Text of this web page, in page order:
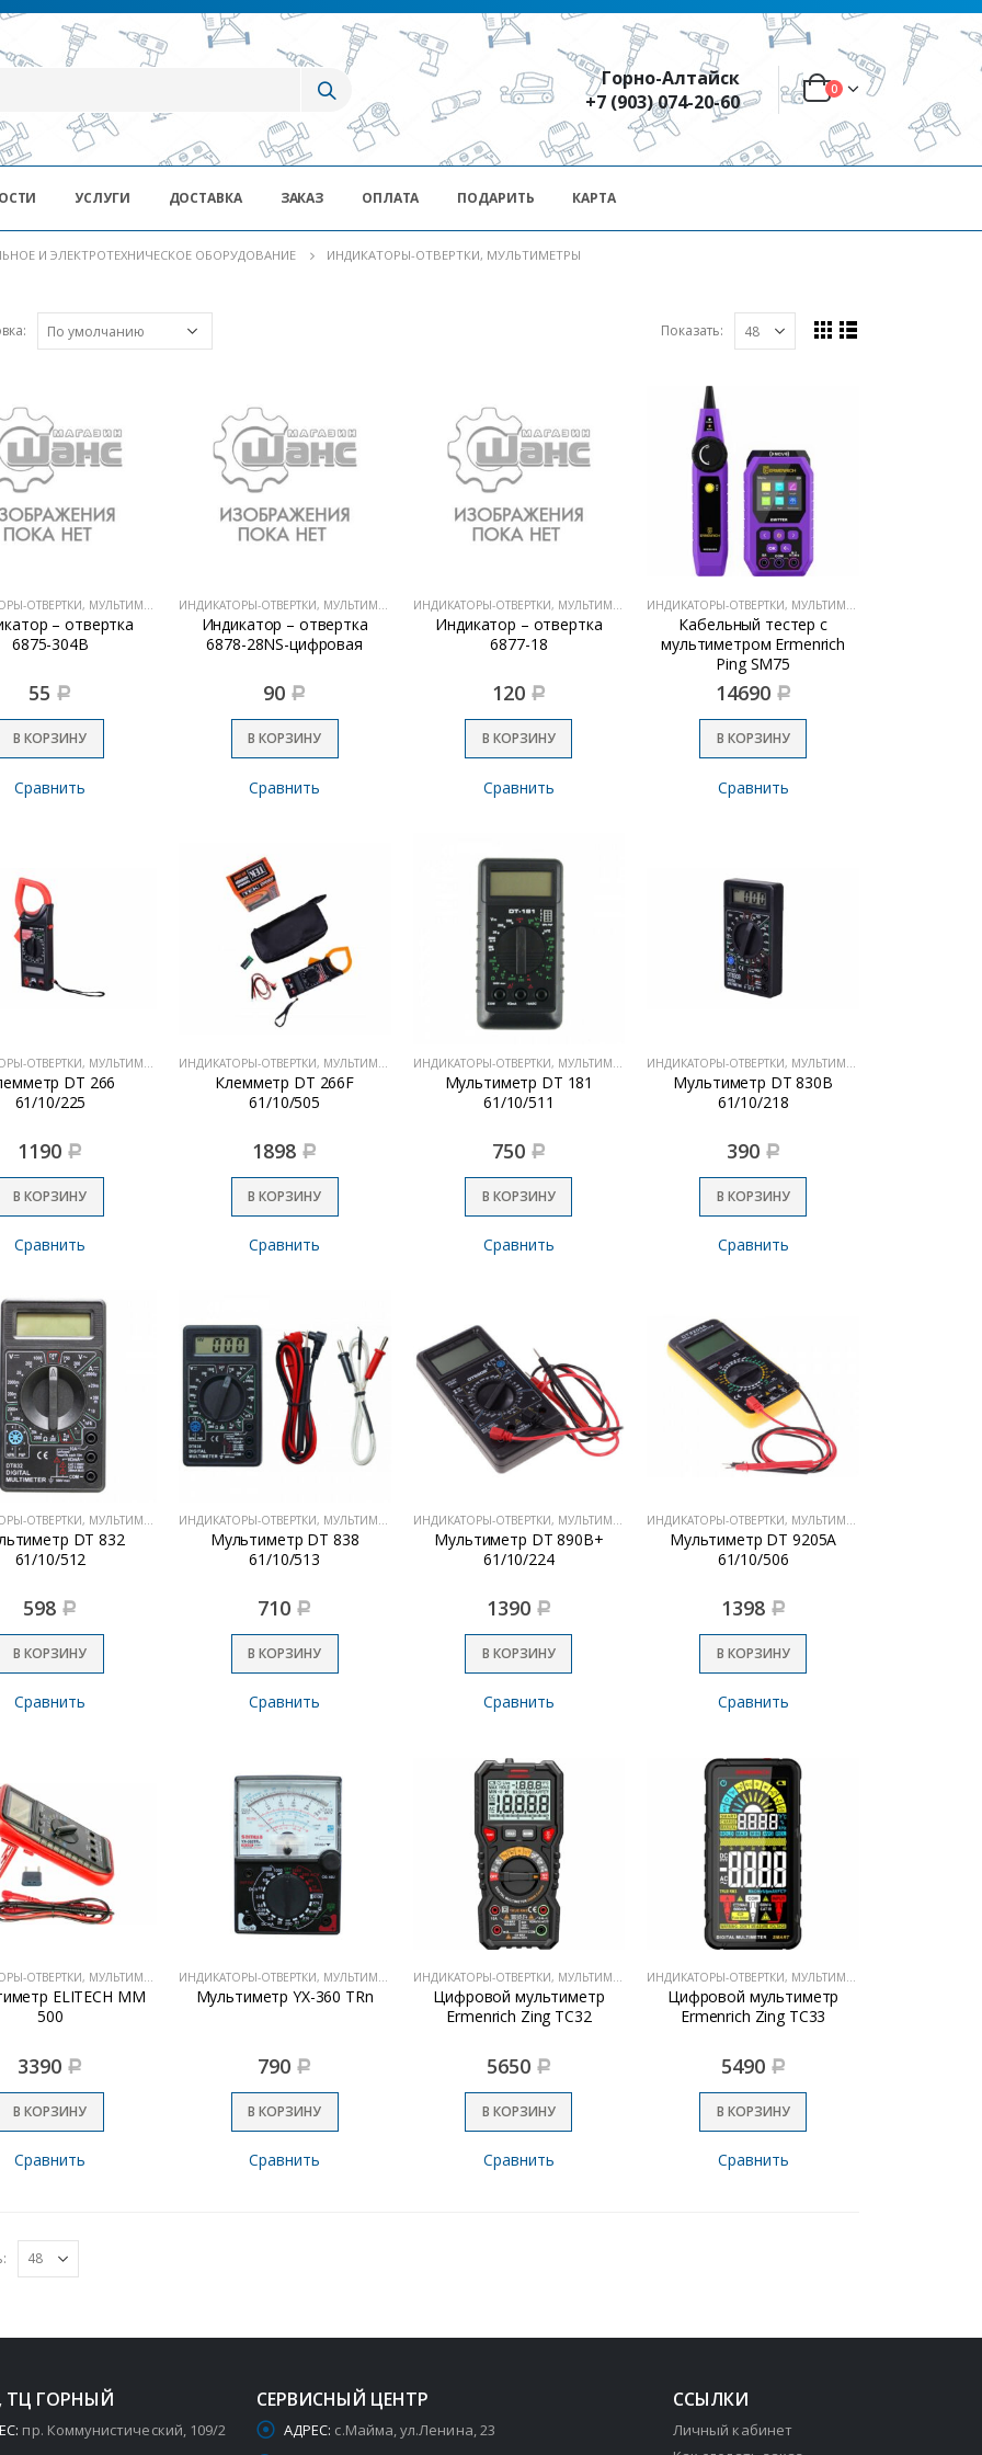
Горно-Алтайск
+7 (903) 074-20-60
0
УСЛУГИ ДОСТАВКА ЗАКАЗ ОПЛАТА ПОДАРИТЬ КАРТА
И ЭЛЕКТРОТЕХНИЧЕСКОЕ ОБОРУДОВАНИЕ ИНДИКАТОРЫ-ОТВЕРТКИ, МУЛЬТИМЕТРЫ
Показать:
ИНДИКАТОРЫ-ОТВЕРТКИ, МУЛЬТИМЕТРЫ
– отвертка
6875-304В
55 Р
В КОРЗИНУ
Сравнить
ИНДИКАТОРЫ-ОТВЕРТКИ, МУЛЬТИМЕТРЫ
Индикатор – отвертка
6878-28NS-цифровая
90 Р
В КОРЗИНУ
Сравнить
ИНДИКАТОРЫ-ОТВЕРТКИ, МУЛЬТИМЕТРЫ
Индикатор – отвертка
6877-18
120 Р
В КОРЗИНУ
Сравнить
ИНДИКАТОРЫ-ОТВЕРТКИ, МУЛЬТИМЕТРЫ
Кабельный тестер с
мультиметром Ermenrich
Ping SM75
14690 Р
В КОРЗИНУ
Сравнить
DT 266
61/10/225
1190 Р
В КОРЗИНУ
Сравнить
Клемметр DT 266F
61/10/505
1898 Р
В КОРЗИНУ
Сравнить
Мультиметр DT 181
61/10/511
750 Р
В КОРЗИНУ
Сравнить
Мультиметр DT 830B
61/10/218
390 Р
В КОРЗИНУ
Сравнить
ИНДИКАТОРЫ-ОТВЕРТКИ, МУЛЬТИМЕТРЫ
DT 832
61/10/512
598 Р
В КОРЗИНУ
Сравнить
ИНДИКАТОРЫ-ОТВЕРТКИ, МУЛЬТИМЕТРЫ
Мультиметр DT 838
61/10/513
710 Р
В КОРЗИНУ
Сравнить
ИНДИКАТОРЫ-ОТВЕРТКИ, МУЛЬТИМЕТРЫ
Мультиметр DT 890B+
61/10/224
1390 Р
В КОРЗИНУ
Сравнить
ИНДИКАТОРЫ-ОТВЕРТКИ, МУЛЬТИМЕТРЫ
Мультиметр DT 9205А
61/10/506
1398 Р
В КОРЗИНУ
Сравнить
ИНДИКАТОРЫ-ОТВЕРТКИ, МУЛЬТИМЕТРЫ
ELITECH MM
500
3390 Р
В КОРЗИНУ
Сравнить
ИНДИКАТОРЫ-ОТВЕРТКИ, МУЛЬТИМЕТРЫ
Мультиметр YX-360 TRn
790 Р
В КОРЗИНУ
Сравнить
ИНДИКАТОРЫ-ОТВЕРТКИ, МУЛЬТИМЕТРЫ
Цифровой мультиметр
Ermenrich Zing TC32
5650 Р
В КОРЗИНУ
Сравнить
ИНДИКАТОРЫ-ОТВЕРТКИ, МУЛЬТИМЕТРЫ
Цифровой мультиметр
Ermenrich Zing TC33
5490 Р
В КОРЗИНУ
Сравнить
ТЦ ГОРНЫЙ
пр. Коммунистический, 109/2
СЕРВИСНЫЙ ЦЕНТР
АДРЕС: с.Майма, ул.Ленина, 23
ССЫЛКИ
Личный кабинет